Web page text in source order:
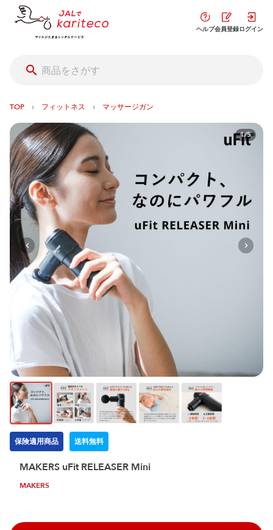
ヘルプ会員登録ログイン
TOP › フィットネス › マッサージガン
1/5
保険適用商品 送料無料
MAKERS uFit RELEASER Mini
MAKERS